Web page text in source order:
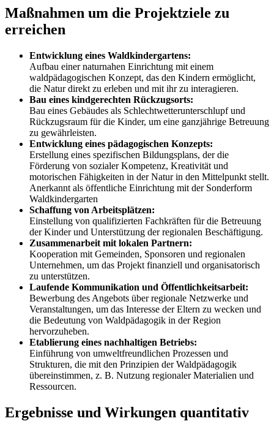
Maßnahmen um die Projektziele zu
erreichen
Entwicklung eines Waldkindergartens:
Aufbau einer naturnahen Einrichtung mit einem
waldpädagogischen Konzept, das den Kindern ermöglicht,
die Natur direkt zu erleben und mit ihr zu interagieren.
Bau eines kindgerechten Rückzugsorts:
Bau eines Gebäudes als Schlechtwetterunterschlupf und
Rückzugsraum für die Kinder, um eine ganzjährige Betreuung
zu gewährleisten.
Entwicklung eines pädagogischen Konzepts:
Erstellung eines spezifischen Bildungsplans, der die
Förderung von sozialer Kompetenz, Kreativität und
motorischen Fähigkeiten in der Natur in den Mittelpunkt stellt.
Anerkannt als öffentliche Einrichtung mit der Sonderform
Waldkindergarten
Schaffung von Arbeitsplätzen:
Einstellung von qualifizierten Fachkräften für die Betreuung
der Kinder und Unterstützung der regionalen Beschäftigung.
Zusammenarbeit mit lokalen Partnern:
Kooperation mit Gemeinden, Sponsoren und regionalen
Unternehmen, um das Projekt finanziell und organisatorisch
zu unterstützen.
Laufende Kommunikation und Öffentlichkeitsarbeit:
Bewerbung des Angebots über regionale Netzwerke und
Veranstaltungen, um das Interesse der Eltern zu wecken und
die Bedeutung von Waldpädagogik in der Region
hervorzuheben.
Etablierung eines nachhaltigen Betriebs:
Einführung von umweltfreundlichen Prozessen und
Strukturen, die mit den Prinzipien der Waldpädagogik
übereinstimmen, z. B. Nutzung regionaler Materialien und
Ressourcen.
Ergebnisse und Wirkungen quantitativ